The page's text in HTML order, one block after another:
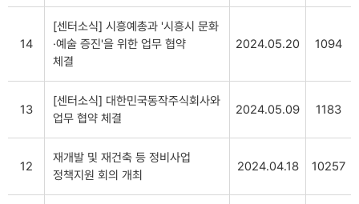
14
[센터소식] 시흥예총과 '시흥시 문화
·예술 증진'을 위한 업무 협약
체결
2024.05.20 1094
13
[센터소식] 대한민국동작주식회사와
업무 협약 체결
2024.05.09 1183
12
재개발 및 재건축 등 정비사업
정책지원 회의 개최
2024.04.18 10257